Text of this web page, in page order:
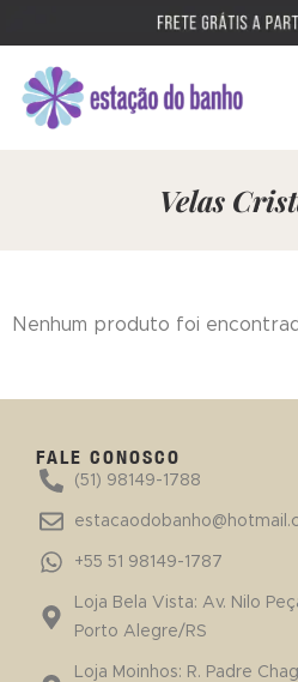
Velas
Nenhum produto foi
FALE CONOSCO
(51) 98149-1788
+55 51 98149-1787
Loja Bela Vista: Av. Nilo
Porto Alegre/RS
Loja Moinhos: R. Padre